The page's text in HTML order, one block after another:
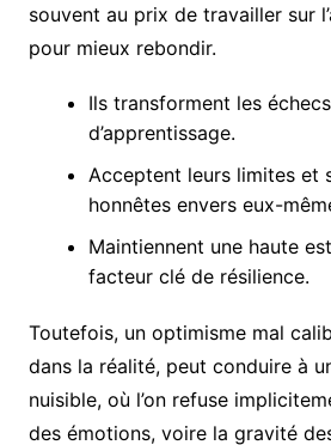
souvent au prix de travailler sur
pour mieux rebondir.
Ils transforment les
d’apprentissage.
Acceptent leurs limites et
honnêtes envers eux-
Maintiennent une haute
facteur clé de résilience.
Toutefois, un optimisme mal
dans la réalité, peut conduire à
nuisible, où l’on refuse
des émotions, voire la gravité